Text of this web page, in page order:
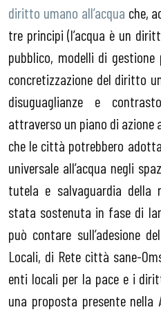
diritto umano all’acqua che,
tre principi (l’acqua è un
pubblico, modelli di
concretizzazione del diritto
disuguaglianze e
attraverso un piano di azione
che le città potrebbero
universale all’acqua negli
tutela e salvaguardia della
stata sostenuta in fase di
può contare sull’adesione
Locali, di Rete città sane-
enti locali per la pace e i
una proposta presente